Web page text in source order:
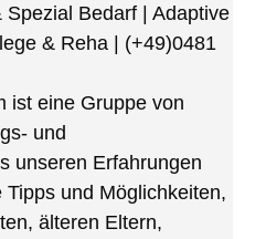
Spezial Bedarf | Adaptive
& Reha | (+49)0481
ist eine Gruppe von
und
unseren Erfahrungen
und Möglichkeiten,
älteren Eltern,